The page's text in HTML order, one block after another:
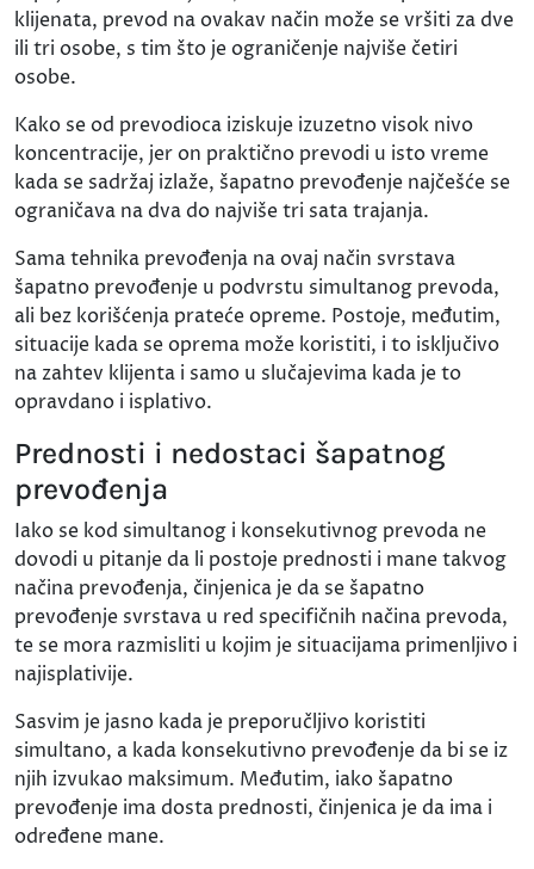
klijenata, prevod na ovakav način može se vršiti za dve
ili tri osobe, s tim što je ograničenje najviše četiri
osobe.
Kako se od prevodioca iziskuje izuzetno visok nivo
koncentracije, jer on praktično prevodi u isto vreme
kada se sadržaj izlaže, šapatno prevođenje najčešće se
ograničava na dva do najviše tri sata trajanja.
Sama tehnika prevođenja na ovaj način svrstava
šapatno prevođenje u podvrstu simultanog prevoda,
ali bez korišćenja prateće opreme. Postoje, međutim,
situacije kada se oprema može koristiti, i to isključivo
na zahtev klijenta i samo u slučajevima kada je to
opravdano i isplativo.
Prednosti i nedostaci šapatnog
prevođenja
Iako se kod simultanog i konsekutivnog prevoda ne
dovodi u pitanje da li postoje prednosti i mane takvog
načina prevođenja, činjenica je da se šapatno
prevođenje svrstava u red specifičnih načina prevoda,
te se mora razmisliti u kojim je situacijama primenljivo i
najisplativije.
Sasvim je jasno kada je preporučljivo koristiti
simultano, a kada konsekutivno prevođenje da bi se iz
njih izvukao maksimum. Međutim, iako šapatno
prevođenje ima dosta prednosti, činjenica je da ima i
određene mane.